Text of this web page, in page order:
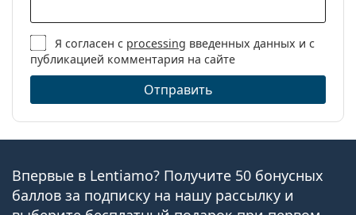
Я согласен с processing введенных данных и с
публикацией комментария на сайте
Отправить
Впервые в Lentiamo? Получите 50 бонусных
баллов за подписку на нашу рассылку и